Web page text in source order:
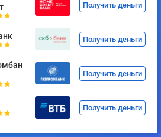
Получить деньги
Получить деньги
Получить деньги
Получить деньги